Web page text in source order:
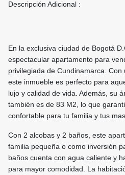
Descripción Adicional :
En la exclusiva ciudad de Bogotá
espectacular apartamento para
privilegiada de Cundinamarca. Con
este inmueble es perfecto para
lujo y calidad de vida. Además, su
también es de 83 M2, lo que
confortable para tu familia y tus
Con 2 alcobas y 2 baños, este
familia pequeña o como inversión
baños cuenta con agua caliente y
para mayor comodidad. La